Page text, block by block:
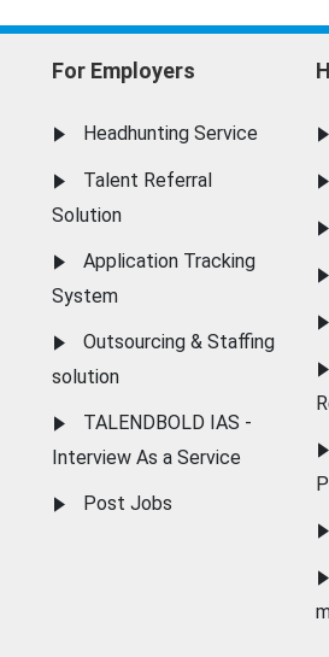
For Employers
Headhunting Service
Talent Referral
Solution
Application Tracking
System
Outsourcing & Staffing
solution
TALENDBOLD IAS -
Interview As a Service
Post Jobs